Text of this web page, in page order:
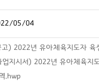
05/04
고) 2022년 유아체육지도자 육
업지시서) 2022년 유아체육지
.hwp